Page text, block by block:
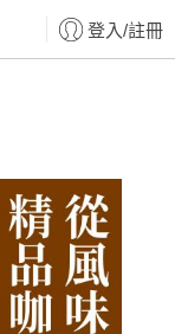
登入/註冊